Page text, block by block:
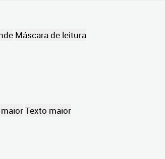
Máscara de leitura
Texto maior